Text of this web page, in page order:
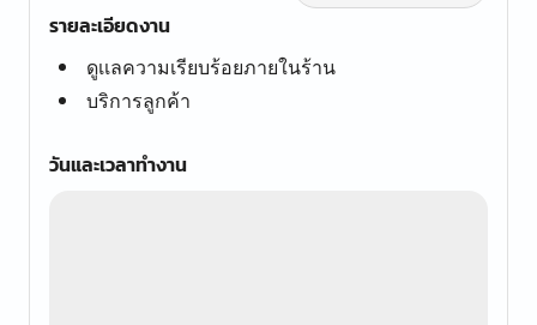
รายละเอียดงาน
ดูเเลความเรียบร้อยภายในร้าน
บริการลูกค้า
วันและเวลาทำงาน